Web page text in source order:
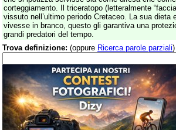
corteggiamento. Il triceratopo (letteralmente
vissuto nell’ultimo periodo Cretaceo. La sua dieta
vivesse in branco, questo gli garantiva una
grandi predatori del tempo.
Trova definizione: (oppure Ricerca parole parziali)